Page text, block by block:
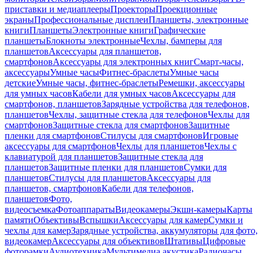
приставки и медиаплеерыПроекторыПроекционные
экраныПрофессиональные дисплеиПланшеты, электронные
книгиПланшетыЭлектронные книгиГрафические
планшетыБлокноты электронныеЧехлы, бамперы для
планшетовАксессуары для планшетов,
смартфоновАксессуары для электронных книгСмарт-часы,
аксессуарыУмные часыФитнес-браслетыУмные часы
детскиеУмные часы, фитнес-браслетыРемешки, аксессуары
для умных часовКабели для умных часовАксессуары для
смартфонов, планшетовЗарядные устройства для телефонов,
планшетовЧехлы, защитные стекла для телефоновЧехлы для
смартфоновЗащитные стекла для смартфоновЗащитные
пленки для смартфоновСтилусы для смартфоновИгровые
аксессуары для смартфоновЧехлы для планшетовЧехлы с
клавиатурой для планшетовЗащитные стекла для
планшетовЗащитные пленки для планшетовСумки для
планшетовСтилусы для планшетовАксессуары для
планшетов, смартфоновКабели для телефонов,
планшетовФото,
видеосъемкаФотоаппаратыВидеокамерыЭкшн-камерыКарты
памятиОбъективыВспышкиАксессуары для камерСумки и
чехлы для камерЗарядные устройства, аккумуляторы для фото,
видеокамерАксессуары для объективовШтативыЦифровые